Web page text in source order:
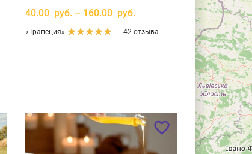
40.00 руб. – 160.00 руб.
«Трапеция» 42 отзыва